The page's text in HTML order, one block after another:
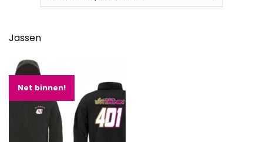
Jassen
Net binnen!